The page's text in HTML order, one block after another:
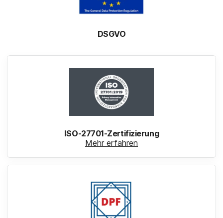
DSGVO
ISO-27701-Zertifizierung
Mehr erfahren